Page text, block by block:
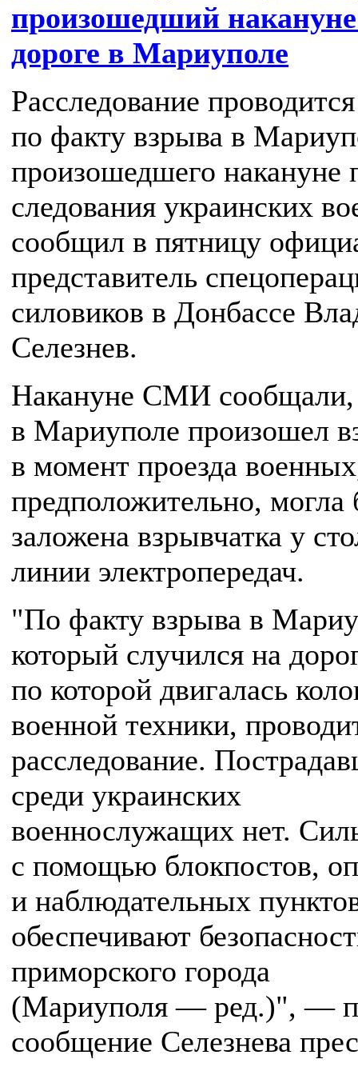
произошедший
дороге в Мариуполе
Расследование проводится
по факту взрыва в
произошедшего накануне
следования украинских
сообщил в пятницу
представитель
силовиков в Донбассе
Селезнев.
Накануне СМИ сообщали,
в Мариуполе произошел
в момент проезда
предположительно, могла
заложена взрывчатка у
линии электропередач.
"По факту взрыва в
который случился на
по которой двигалась
военной техники,
расследование.
среди украинских
военнослужащих нет.
с помощью блокпостов,
и наблюдательных
обеспечивают
приморского города
(Мариуполя — ред.)", —
сообщение Селезнева